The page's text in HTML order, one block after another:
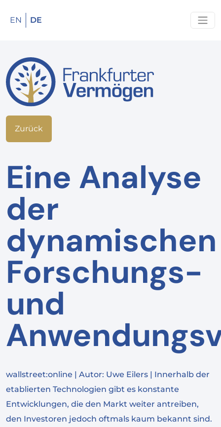
EN DE
Zurück
Eine Analyse
der
dynamischen
Forschungs-
und
wallstreet:online | Autor: Uwe Eilers | Innerhalb der
etablierten Technologien gibt es konstante
Entwicklungen, die den Markt weiter antreiben,
den Investoren jedoch oftmals kaum bekannt sind.